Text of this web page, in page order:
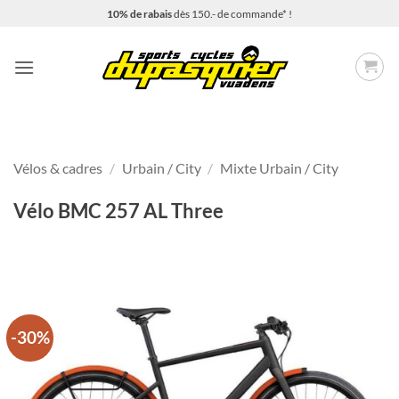
10% de rabaisdès 150.- de commande* !
Vélos & cadres / Urbain / City / Mixte Urbain / City
Vélo BMC 257 AL Three
-30%